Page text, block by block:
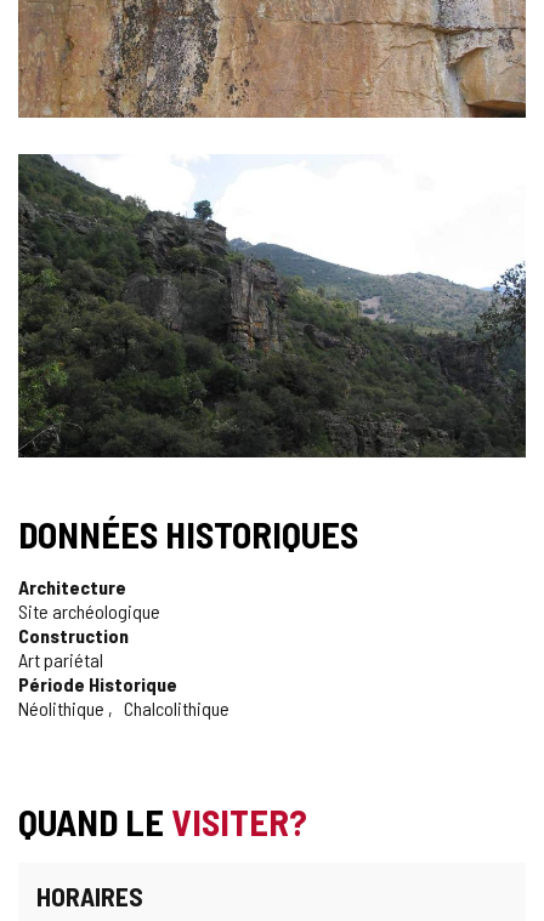
DONNÉES HISTORIQUES
Architecture
Site archéologique
Construction
Art pariétal
Période Historique
Néolithique
Chalcolithique
QUAND LE VISITER?
HORAIRES